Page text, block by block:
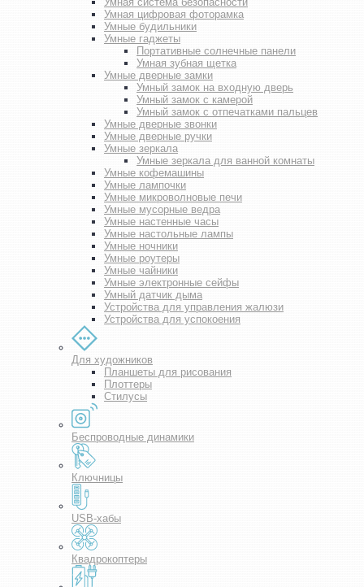
Умная цифровая фоторамка
Умные будильники
Умные гаджеты
Портативные солнечные панели
Умная зубная щетка
Умные дверные замки
Умный замок на входную дверь
Умный замок с камерой
Умный замок с отпечатками пальцев
Умные дверные звонки
Умные дверные ручки
Умные зеркала
Умные зеркала для ванной комнаты
Умные кофемашины
Умные лампочки
Умные микроволновые печи
Умные мусорные ведра
Умные настенные часы
Умные настольные лампы
Умные ночники
Умные роутеры
Умные чайники
Умные электронные сейфы
Умный датчик дыма
Устройства для управления жалюзи
Устройства для успокоения
Для художников
Планшеты для рисования
Плоттеры
Стилусы
Беспроводные динамики
Ключницы
USB-хабы
Квадрокоптеры